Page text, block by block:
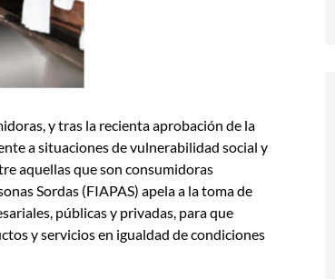
y tras la recienta aprobación de la
a situaciones de vulnerabilidad social y
aquellas que son consumidoras
Sordas (FIAPAS) apela a la toma de
públicas y privadas, para que
y servicios en igualdad de condiciones